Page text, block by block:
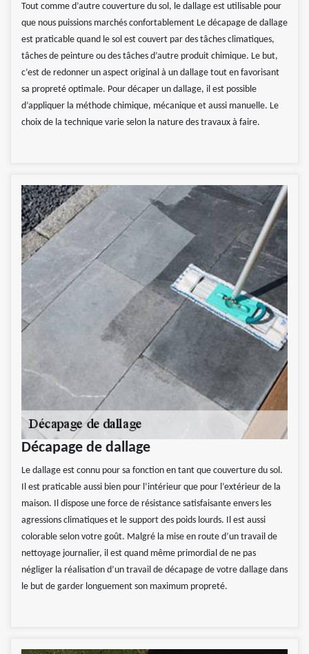
Tout comme d’autre couverture du sol, le dallage est utilisable pour
que nous puissions marchés confortablement Le décapage de dallage
est praticable quand le sol est couvert par des tâches climatiques,
tâches de peinture ou des tâches d’autre produit chimique. Le but,
c’est de redonner un aspect original à un dallage tout en favorisant
sa propreté optimale. Pour décaper un dallage, il est possible
d’appliquer la méthode chimique, mécanique et aussi manuelle. Le
choix de la technique varie selon la nature des travaux à faire.
Décapage de dallage
Le dallage est connu pour sa fonction en tant que couverture du sol.
Il est praticable aussi bien pour l’intérieur que pour l’extérieur de la
maison. Il dispose une force de résistance satisfaisante envers les
agressions climatiques et le support des poids lourds. Il est aussi
colorable selon votre goût. Malgré la mise en route d’un travail de
nettoyage journalier, il est quand même primordial de ne pas
négliger la réalisation d’un travail de décapage de votre dallage dans
le but de garder longuement son maximum propreté.